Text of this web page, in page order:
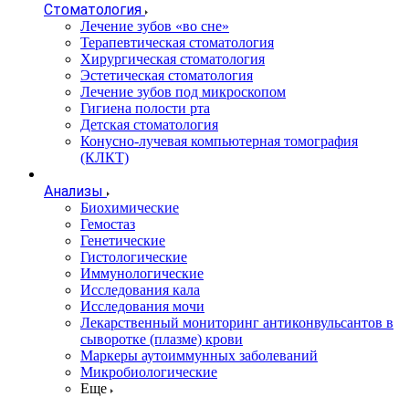
Стоматология
Лечение зубов «во сне»
Терапевтическая стоматология
Хирургическая стоматология
Эстетическая стоматология
Лечение зубов под микроскопом
Гигиена полости рта
Детская стоматология
Конусно-лучевая компьютерная томография
(КЛКТ)
Анализы
Биохимические
Гемостаз
Генетические
Гистологические
Иммунологические
Исследования кала
Исследования мочи
Лекарственный мониторинг антиконвульсантов в
сыворотке (плазме) крови
Маркеры аутоиммунных заболеваний
Микробиологические
Еще